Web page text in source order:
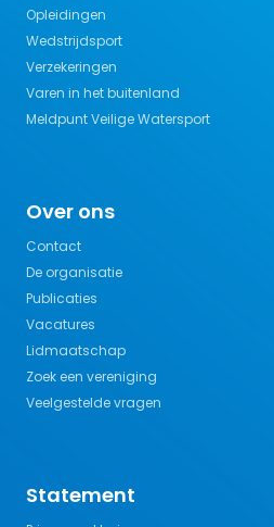
Opleidingen
Wedstrijdsport
Verzekeringen
Varen in het buitenland
Meldpunt Veilige Watersport
Over ons
Contact
De organisatie
Publicaties
Vacatures
Lidmaatschap
Zoek een vereniging
Veelgestelde vragen
Statement